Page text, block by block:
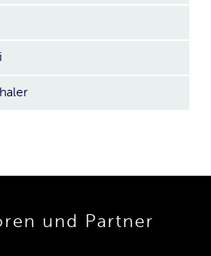
und Partner